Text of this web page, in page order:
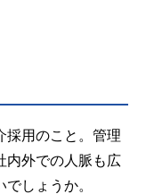
採用のこと。管理
内外での人脈も広
しょうか。